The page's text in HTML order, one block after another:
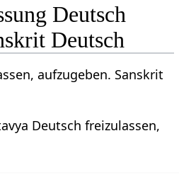
Deutsch
Deutsch
aufzugeben. Sanskrit
Deutsch freizulassen,